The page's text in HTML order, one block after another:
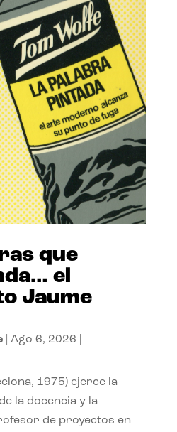
que
el
Jaume
| Ago 6, 2026
1975) ejerce la
la docencia y la
de proyectos en